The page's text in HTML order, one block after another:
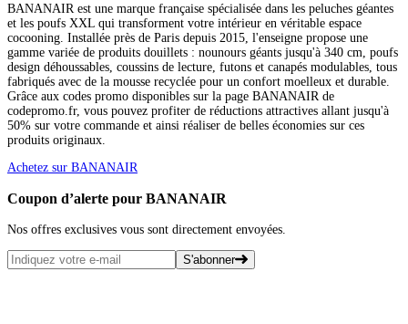
BANANAIR est une marque française spécialisée dans les peluches géantes
et les poufs XXL qui transforment votre intérieur en véritable espace
cocooning. Installée près de Paris depuis 2015, l'enseigne propose une
gamme variée de produits douillets : nounours géants jusqu'à 340 cm, poufs
design déhoussables, coussins de lecture, futons et canapés modulables, tous
fabriqués avec de la mousse recyclée pour un confort moelleux et durable.
Grâce aux codes promo disponibles sur la page BANANAIR de
codepromo.fr, vous pouvez profiter de réductions attractives allant jusqu'à
50% sur votre commande et ainsi réaliser de belles économies sur ces
produits originaux.
Achetez sur BANANAIR
Coupon d’alerte pour BANANAIR
Nos offres exclusives vous sont directement envoyées.
S'abonner